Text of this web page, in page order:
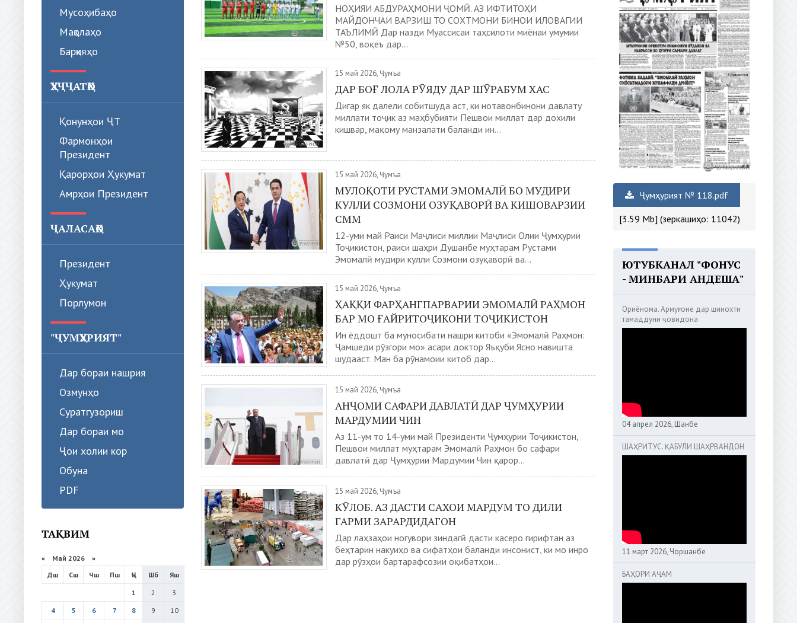
Мусоҳибаҳо
Мақолаҳо
Барқияҳо
ҲУҶҶАТҲО
Қонунҳои ҶТ
Фармонҳои
Президент
Қарорҳои Ҳукумат
Амрҳои Президент
ҶАЛАСАҲО
Президент
Ҳукумат
Порлумон
"ҶУМҲУРИЯТ"
Дар бораи нашрия
Озмунҳо
Суратгузориш
Дар бораи мо
Ҷои холии кор
Обуна
PDF
ТАҚВИМ
« Май 2026 »
Дш
Сш Чш Пш Ҷъ Шб
Яш
1
2
3
4
5 6 7 8 9
10
НОҲИЯИ АБДУРАҲМОНИ ҶОМӢ. АЗ ИФТИТОҲИ
МАЙДОНЧАИ ВАРЗИШ ТО СОХТМОНИ БИНОИ ИЛОВАГИИ
ТАЪЛИМӢ Дар назди Муассисаи таҳсилоти миёнаи умумии
№50, воқеъ дар...
15 май 2026, Ҷумъа
ДАР БОҒ ЛОЛА РӮЯДУ ДАР ШӮРАБУМ ХАС
Дигар як далели собитшуда аст, ки нотавонбинони давлату
миллати тоҷик аз маҳбубияти Пешвои миллат дар дохили
кишвар, мақому манзалати баланди ин...
15 май 2026, Ҷумъа
МУЛОҚОТИ РУСТАМИ ЭМОМАЛӢ БО МУДИРИ
КУЛЛИ СОЗМОНИ ОЗУҚАВОРӢ ВА КИШОВАРЗИИ
СММ
12-уми май Раиси Маҷлиси миллии Маҷлиси Олии Ҷумҳурии
Тоҷикистон, раиси шаҳри Душанбе муҳтарам Рустами
Эмомалӣ мудири кулли Созмони озуқаворӣ ва...
15 май 2026, Ҷумъа
ҲАҚҚИ ФАРҲАНГПАРВАРИИ ЭМОМАЛӢ РАҲМОН
БАР МО ҒАЙРИТОҶИКОНИ ТОҶИКИСТОН
Ин ёддошт ба муносибати нашри китоби «Эмомалӣ Раҳмон:
Ҷамшеди рӯзгори мо» асари доктор Яъқуби Ясно навишта
шудааст. Ман ба рӯнамоии китоб дар...
15 май 2026, Ҷумъа
АНҶОМИ САФАРИ ДАВЛАТӢ ДАР ҶУМҲУРИИ
МАРДУМИИ ЧИН
Аз 11-ум то 14-уми май Президенти Ҷумҳурии Тоҷикистон,
Пешвои миллат муҳтарам Эмомалӣ Раҳмон бо сафари
давлатӣ дар Ҷумҳурии Мардумии Чин қарор...
15 май 2026, Ҷумъа
КӮЛОБ. АЗ ДАСТИ САХОИ МАРДУМ ТО ДИЛИ
ГАРМИ ЗАРАРДИДАГОН
Дар лаҳзаҳои ногувори зиндагӣ дасти касеро гирифтан аз
беҳтарин накуиҳо ва сифатҳои баланди инсонист, ки мо инро
дар рӯзҳои бартарафсозии оқибатҳои...
Ҷумҳурият № 118.pdf
[3.59 Mb] (зеркашиҳо: 11042)
ЮТУБКАНАЛ "ФОНУС
- МИНБАРИ АНДЕША"
Ориёнома. Армуғоне дар шинохти
тамаддуни ҷовидона
04 апрел 2026, Шанбе
ШАҲРИТУС. ҚАБУЛИ ШАҲРВАНДОН
11 март 2026, Чоршанбе
БАҲОРИ АҶАМ